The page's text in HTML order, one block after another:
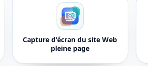
Capture d'écran du site Web
pleine page